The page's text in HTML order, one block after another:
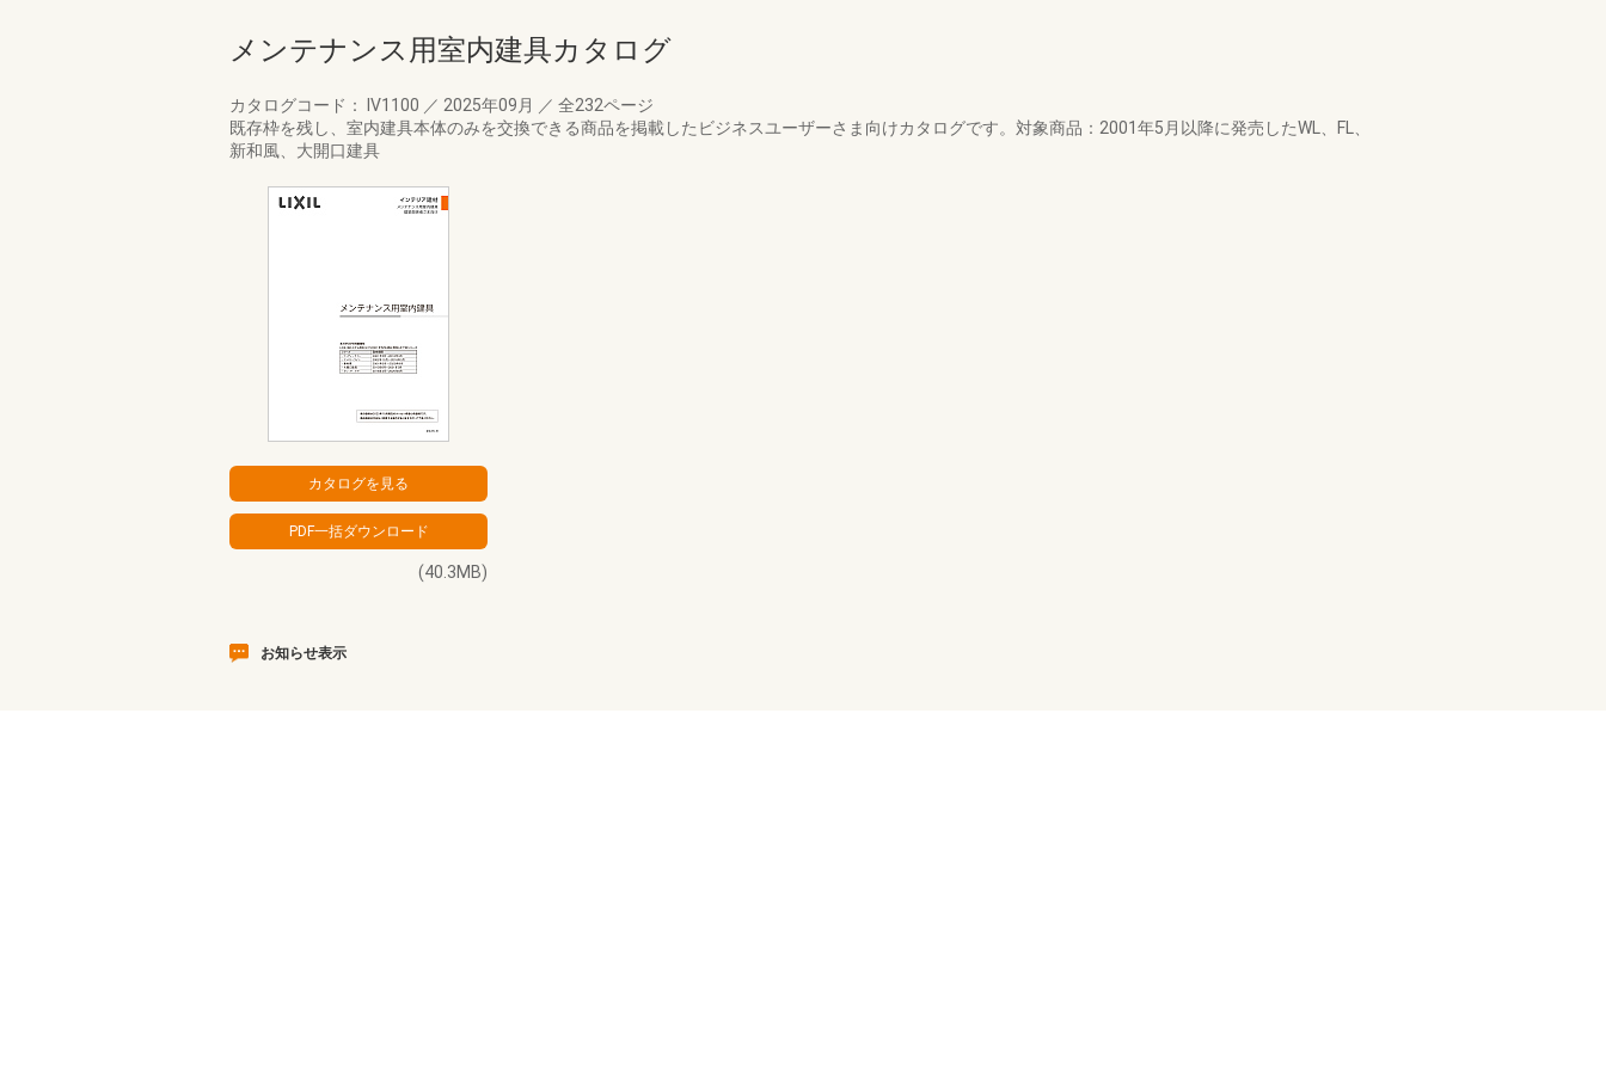
メンテナンス用室内建具カタログ
カタログコード： IV1100 ／ 2025年09月 ／ 全232ページ
既存枠を残し、室内建具本体のみを交換できる商品を掲載したビジネスユーザーさま向けカタログです。対象商品：2001年5月以降に発売したWL、FL、
新和風、大開口建具
(40.3MB)
お知らせ表示